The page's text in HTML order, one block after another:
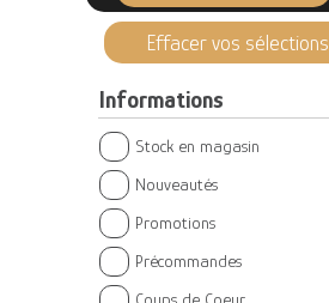
Effacer vos sélections
Informations
Stock en magasin
Nouveautés
Promotions
Précommandes
Coups de Coeur